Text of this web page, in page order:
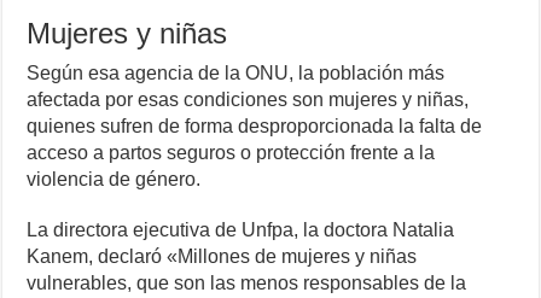
Mujeres y niñas
Según esa agencia de la ONU, la población más
afectada por esas condiciones son mujeres y niñas,
quienes sufren de forma desproporcionada la falta de
acceso a partos seguros o protección frente a la
violencia de género.
La directora ejecutiva de Unfpa, la doctora Natalia
Kanem, declaró «Millones de mujeres y niñas
vulnerables, que son las menos responsables de la